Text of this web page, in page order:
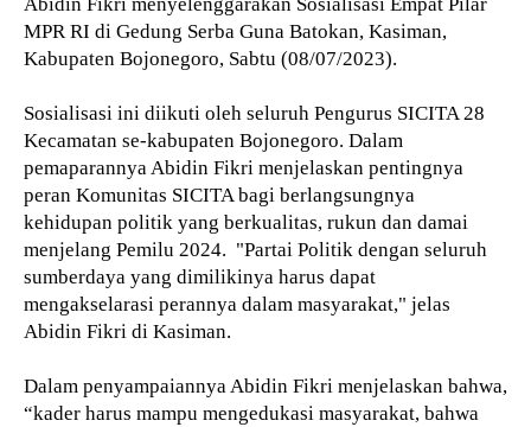
MPR RI di Gedung Serba Guna Batokan, Kasiman,
Kabupaten Bojonegoro, Sabtu (08/07/2023).
Sosialisasi ini diikuti oleh seluruh Pengurus SICITA 28
Kecamatan se-kabupaten Bojonegoro. Dalam
pemaparannya Abidin Fikri menjelaskan pentingnya
peran Komunitas SICITA bagi berlangsungnya
kehidupan politik yang berkualitas, rukun dan damai
menjelang Pemilu 2024. "Partai Politik dengan seluruh
sumberdaya yang dimilikinya harus dapat
mengakselarasi perannya dalam masyarakat," jelas
Abidin Fikri di Kasiman.
Dalam penyampaiannya Abidin Fikri menjelaskan bahwa,
“kader harus mampu mengedukasi masyarakat, bahwa